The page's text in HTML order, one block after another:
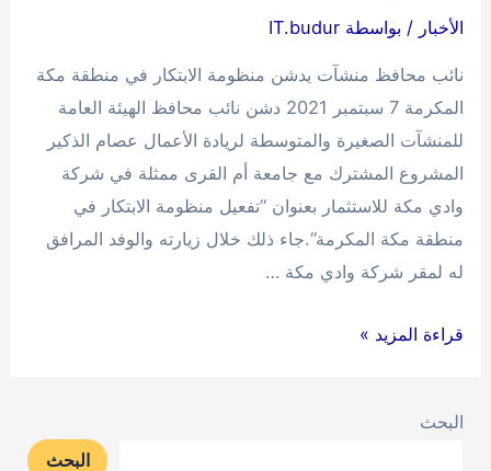
وتمكينها
الأخبار / بواسطة IT.budur
نائب محافظ منشآت يدشن منظومة الابتكار في منطقة مكة
المكرمة 7 سبتمبر 2021 دشن نائب محافظ الهيئة العامة
للمنشآت الصغيرة والمتوسطة لريادة الأعمال عصام الذكير
المشروع المشترك مع جامعة أم القرى ممثلة في شركة
وادي مكة للاستثمار بعنوان “تفعيل منظومة الابتكار في
منطقة مكة المكرمة“.جاء ذلك خلال زيارته والوفد المرافق
له لمقر شركة وادي مكة …
نائب
يدشن
قراءة المزيد »
البحث
البحث